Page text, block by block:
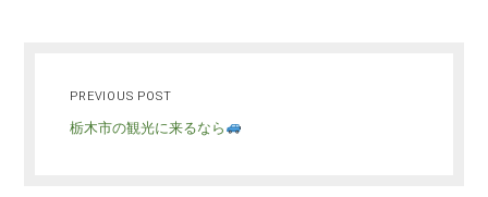
PREVIOUS POST
栃木市の観光に来るなら